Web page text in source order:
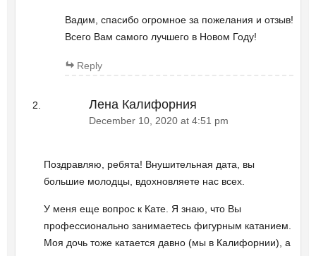
Вадим, спасибо огромное за пожелания и отзыв!
Всего Вам самого лучшего в Новом Году!
Reply
Лена Калифорния
December 10, 2020 at 4:51 pm
Поздравляю, ребята! Внушительная дата, вы
большие молодцы, вдохновляете нас всех.
У меня еще вопрос к Кате. Я знаю, что Вы
профессионально занимаетесь фигурным катанием.
Моя дочь тоже катается давно (мы в Калифорнии), а